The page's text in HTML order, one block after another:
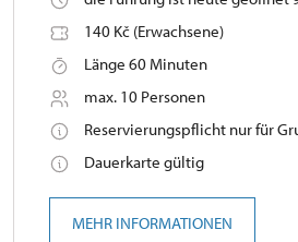
140 Kč (Erwachsene)
Länge 60 Minuten
max. 10 Personen
Reservierungspflicht nur für
Dauerkarte gültig
MEHR INFORMATIONEN